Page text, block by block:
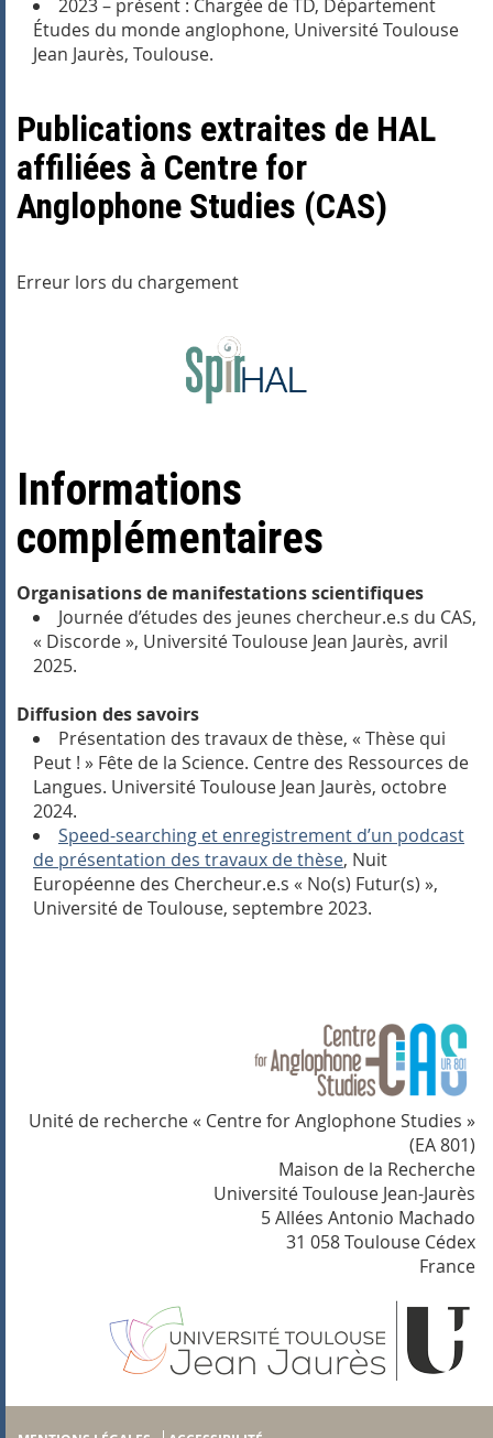
2023 – présent : Chargée de TD, Département
Études du monde anglophone, Université Toulouse
Jean Jaurès, Toulouse.
Publications extraites de HAL
affiliées à Centre for
Anglophone Studies (CAS)
Erreur lors du chargement
Informations
complémentaires
Organisations de manifestations scientifiques
Journée d’études des jeunes chercheur.e.s du CAS,
« Discorde », Université Toulouse Jean Jaurès, avril
2025.
Diffusion des savoirs
Présentation des travaux de thèse, « Thèse qui
Peut ! » Fête de la Science. Centre des Ressources de
Langues. Université Toulouse Jean Jaurès, octobre
2024.
Speed-searching et enregistrement d’un podcast
de présentation des travaux de thèse, Nuit
Européenne des Chercheur.e.s « No(s) Futur(s) »,
Université de Toulouse, septembre 2023.
Unité de recherche « Centre for Anglophone Studies »
(EA 801)
Maison de la Recherche
Université Toulouse Jean-Jaurès
5 Allées Antonio Machado
31 058 Toulouse Cédex
France